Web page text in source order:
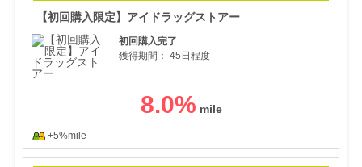
【初回購入限定】アイドラッグストアー
初回購入完了
獲得期間： 45日程度
8.0%
+5%mile